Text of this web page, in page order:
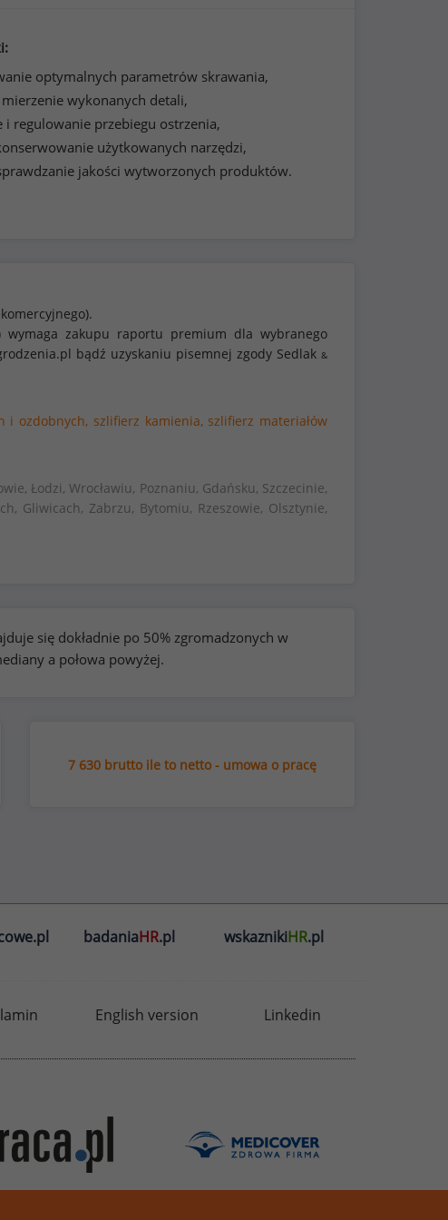
optymalnych parametrów skrawania,
wykonanych detali,
regulowanie przebiegu ostrzenia,
użytkowanych narzędzi,
jakości wytworzonych produktów.
wymaga zakupu raportu premium dla wybranego
bądź uzyskaniu pisemnej zgody Sedlak &
i ozdobnych, szlifierz kamienia, szlifierz materiałów
Łodzi, Wrocławiu, Poznaniu, Gdańsku, Szczecinie,
Gliwicach, Zabrzu, Bytomiu, Rzeszowie, Olsztynie,
się dokładnie po 50% zgromadzonych w
a połowa powyżej.
7 630 brutto ile to netto - umowa o pracę
badaniaHR.pl wskaznikiHR.pl
English version Linkedin